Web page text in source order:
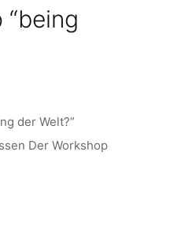
der Welt?”
Der Workshop